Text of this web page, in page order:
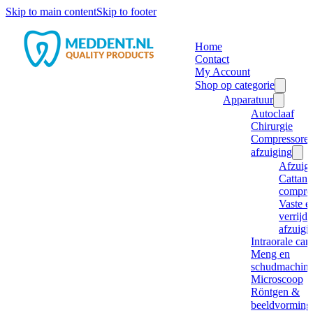
Skip to main contentSkip to footer
Home
Contact
My Account
Shop op categorie
Apparatuur
Autoclaaf
Chirurgie
afzuiging
Cattani
Vaste
Intraorale
Meng en
Microscoop
Röntgen &
beeldvorming